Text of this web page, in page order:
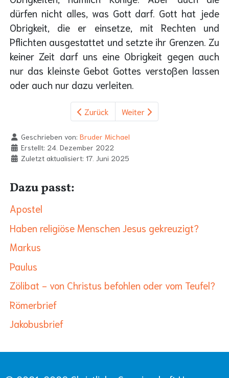
dürfen nicht alles, was Gott darf. Gott hat jede
Obrigkeit, die er einsetze, mit Rechten und
Pflichten ausgestattet und setzte ihr Grenzen. Zu
keiner Zeit darf uns eine Obrigkeit gegen auch
nur das kleinste Gebot Gottes verstoßen lassen
oder auch nur dazu verleiten.
Zurück Weiter
Geschrieben von: Bruder Michael
Erstellt: 24. Dezember 2022
Zuletzt aktualisiert: 17. Juni 2025
Dazu passt:
Apostel
Haben religiöse Menschen Jesus gekreuzigt?
Markus
Paulus
Zölibat - von Christus befohlen oder vom Teufel?
Römerbrief
Jakobusbrief